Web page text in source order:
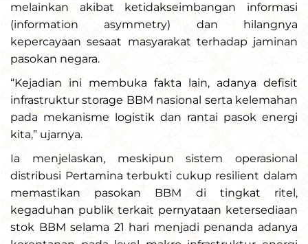
melainkan akibat ketidakseimbangan informasi
(information asymmetry) dan hilangnya
kepercayaan sesaat masyarakat terhadap jaminan
pasokan negara.
“Kejadian ini membuka fakta lain, adanya defisit
infrastruktur storage BBM nasional serta kelemahan
pada mekanisme logistik dan rantai pasok energi
kita,” ujarnya.
Ia menjelaskan, meskipun sistem operasional
distribusi Pertamina terbukti cukup resilient dalam
memastikan pasokan BBM di tingkat ritel,
kegaduhan publik terkait pernyataan ketersediaan
stok BBM selama 21 hari menjadi penanda adanya